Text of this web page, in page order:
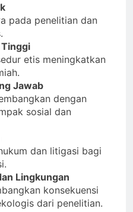
pada penelitian dan
etis meningkatkan
Jawab
dengan
sosial dan
dan litigasi bagi
Lingkungan
konsekuensi
dari penelitian.